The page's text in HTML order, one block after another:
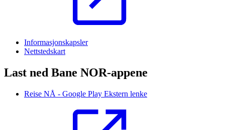
Informasjonskapsler
Nettstedskart
Last ned Bane NOR-appene
Reise NÅ - Google Play Ekstern lenke